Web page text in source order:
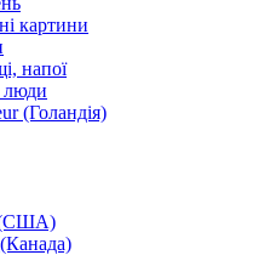
картини
напої
люди
(Голандія)
(США)